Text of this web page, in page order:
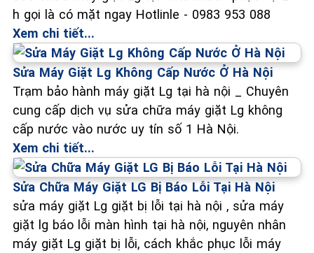
h gọi là có mặt ngay Hotlinle - 0983 953 088
Xem chi tiết...
Sửa Máy Giặt Lg Không Cấp Nước Ở Hà Nội
Trạm bảo hành máy giặt Lg tại hà nội _ Chuyên
cung cấp dịch vụ sửa chữa máy giặt Lg không
cấp nước vào nước uy tín số 1 Hà Nội.
Xem chi tiết...
Sửa Chữa Máy Giặt LG Bị Báo Lỗi Tại Hà Nội
sửa máy giặt Lg giặt bị lỗi tại hà nội , sửa máy
giặt lg báo lỗi màn hình tại hà nội, nguyên nhân
máy giặt Lg giặt bị lỗi, cách khắc phục lỗi máy